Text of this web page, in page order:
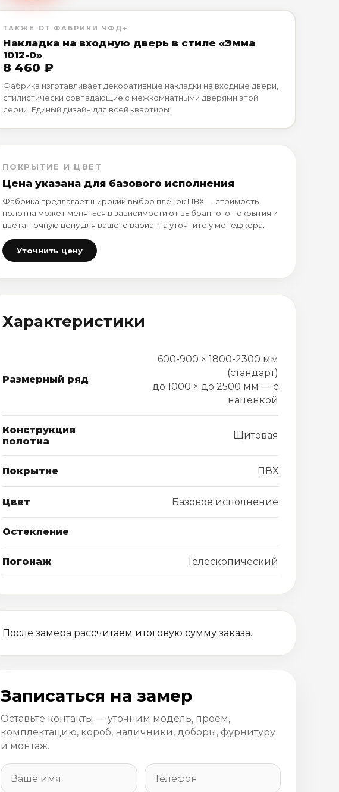
ТАКЖЕ ОТ ФАБРИКИ ЧФД+
Накладка на входную дверь в стиле «Эмма
1012-0»
8 460 ₽
Фабрика изготавливает декоративные накладки на входные двери,
стилистически совпадающие с межкомнатными дверями этой
серии. Единый дизайн для всей квартиры.
ПОКРЫТИЕ И ЦВЕТ
Цена указана для базового исполнения
Фабрика предлагает широкий выбор плёнок ПВХ — стоимость
полотна может меняться в зависимости от выбранного покрытия и
цвета. Точную цену для вашего варианта уточните у менеджера.
Уточнить цену
Характеристики
Размерный ряд
600-900 × 1800-2300 мм
(стандарт)
до 1000 × до 2500 мм — с
наценкой
Конструкция
полотна
Щитовая
Покрытие ПВХ
Цвет Базовое исполнение
Остекление
Погонаж Телескопический
После замера рассчитаем итоговую сумму заказа.
Записаться на замер
Оставьте контакты — уточним модель, проём,
комплектацию, короб, наличники, доборы, фурнитуру
и монтаж.